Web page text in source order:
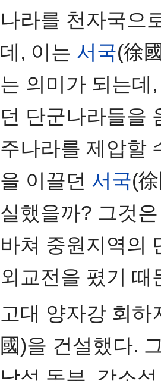
나라를 천자국으
데, 이는 서국(徐
는 의미가 되는
던 단군나라들을
주나라를 제압할
을 이끌던 서국(
실했을까? 그것
바쳐 중원지역의
외교전을 폈기 때
고대 양자강 회
國)을 건설했다.